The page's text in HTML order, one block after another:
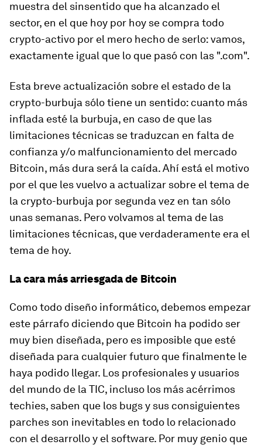
muestra del sinsentido que ha alcanzado el
sector, en el que hoy por hoy se compra todo
crypto-activo por el mero hecho de serlo: vamos,
exactamente igual que lo que pasó con las ".com".
Esta breve actualización sobre el estado de la
crypto-burbuja sólo tiene un sentido: cuanto más
inflada esté la burbuja, en caso de que las
limitaciones técnicas se traduzcan en falta de
confianza y/o malfuncionamiento del mercado
Bitcoin, más dura será la caída. Ahí está el motivo
por el que les vuelvo a actualizar sobre el tema de
la crypto-burbuja por segunda vez en tan sólo
unas semanas. Pero volvamos al tema de las
limitaciones técnicas, que verdaderamente era el
tema de hoy.
La cara más arriesgada de Bitcoin
Como todo diseño informático, debemos empezar
este párrafo diciendo que Bitcoin ha podido ser
muy bien diseñada, pero es imposible que esté
diseñada para cualquier futuro que finalmente le
haya podido llegar. Los profesionales y usuarios
del mundo de la TIC, incluso los más acérrimos
techies, saben que los bugs y sus consiguientes
parches son inevitables en todo lo relacionado
con el desarrollo y el software. Por muy genio que